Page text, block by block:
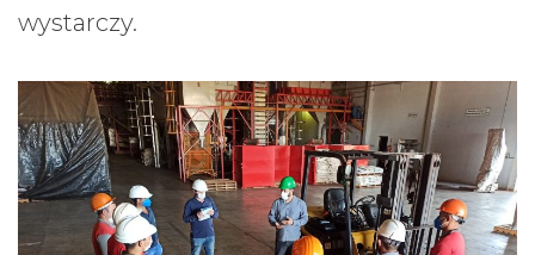
wystarczy.